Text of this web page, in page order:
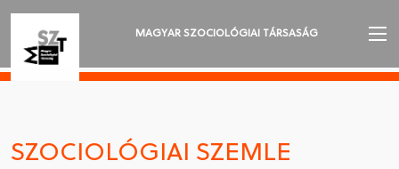
MAGYAR SZOCIOLÓGIAI TÁRSASÁG
SZOCIOLÓGIAI SZEMLE